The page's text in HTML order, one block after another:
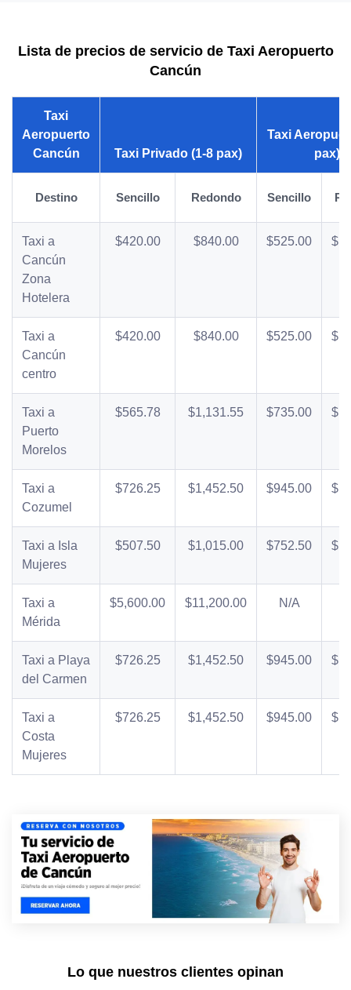
Lista de precios de servicio de Taxi Aeropuerto
Cancún
Taxi
Aeropuerto
Cancún
Taxi Privado (1-8 pax)
Taxi
pax)
Destino Sencillo Redondo Sencillo
Taxi a
Cancún
Zona
Hotelera
$420.00 $840.00 $525.00
Taxi a
Cancún
centro
$420.00 $840.00 $525.00
Taxi a
Puerto
Morelos
$565.78 $1,131.55 $735.00
Taxi a
Cozumel
$726.25 $1,452.50 $945.00
Taxi a Isla
Mujeres
$507.50 $1,015.00 $752.50
Taxi a
Mérida
$5,600.00 $11,200.00 N/A
Taxi a Playa
del Carmen
$726.25 $1,452.50 $945.00
Taxi a
Costa
Mujeres
$726.25 $1,452.50 $945.00
Lo que nuestros clientes opinan